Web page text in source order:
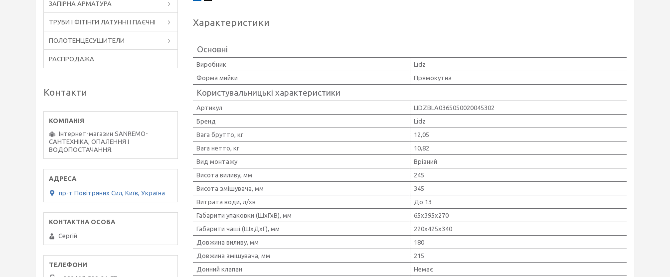
Характеристики
Основні
Виробник
Lidz
Форма мийки
Прямокутна
Користувальницькі характеристики
Артикул
LIDZBLA0365050020045302
Бренд
Lidz
Вага брутто, кг
12,05
Вага нетто, кг
10,82
Вид монтажу
Врізний
Висота виливу, мм
245
Висота змішувача, мм
345
Витрата води, л/хв
До 13
Габарити упаковки (ШхГхВ), мм
65х395х270
Габарити чаші (ШхДхГ), мм
220х425х340
Довжина виливу, мм
180
Довжина змішувача, мм
215
Донний клапан
Немає
ЗАПІРНА АРМАТУРА
ТРУБИ І ФІТІНГИ ЛАТУННІ І ПАЄЧНІ
ПОЛОТЕНЦЕСУШИТЕЛИ
РАСПРОДАЖА
Контакти
Інтернет-магазин SANREMO-
САНТЕХНІКА, ОПАЛЕННЯ І
ВОДОПОСТАЧАННЯ.
пр-т Повiтряних Сил, Київ, Україна
Сергiй